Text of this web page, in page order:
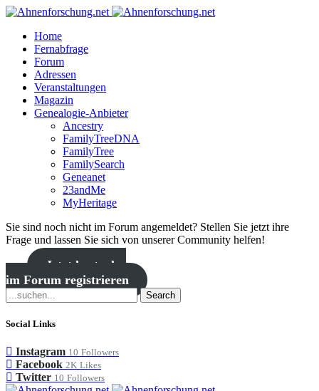
Home
Fernabfrage
Forum
Adressen
Veranstaltungen
Magazin
Genealogie-Anbieter
Ancestry
FamilyTreeDNA
FamilyTree
FamilySearch
Geneanet
23andMe
MyHeritage
Sie sind noch nicht im Forum angemeldet? Stellen Sie jetzt ihre
Frage und lassen Sie sich von unserer Community helfen!
Jetzt kostenlos
im Forum registrieren
Search
Social Links
Instagram 10 Followers
Facebook 2K Likes
Twitter 10 Followers